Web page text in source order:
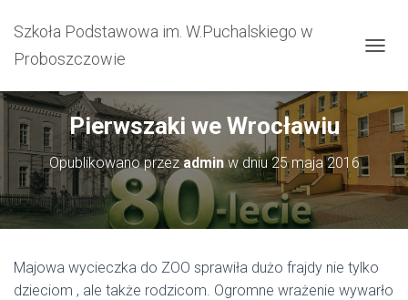
Szkoła Podstawowa im. W.Puchalskiego w
Proboszczowie
Pierwszaki we Wrocławiu
Opublikowano przezadminw dniu25 maja 2016
Majowa wycieczka do ZOO sprawiła dużo frajdy nie tylko
dzieciom , ale także rodzicom. Ogromne wrażenie wywarło